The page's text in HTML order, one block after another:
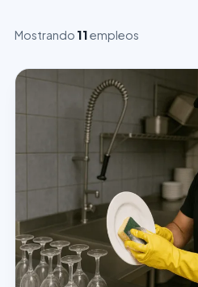
Mostrando 11empleos